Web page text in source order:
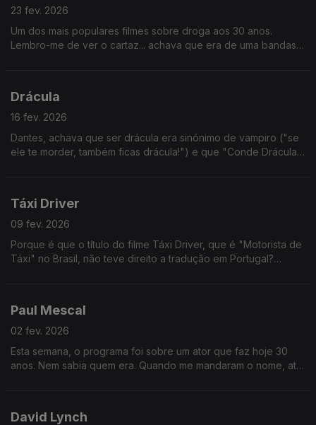
23 fev. 2026
Um dos mais populares filmes sobre droga aos 30 anos.
Lembro-me de ver o cartaz... achava que era de uma bandas
Drácula
16 fev. 2026
Dantes, achava que ser drácula era sinónimo de vampiro ("se
ele te morder, também ficas drácula!") e que "Conde Drácula"
Táxi Driver
09 fev. 2026
Porque é que o título do filme Táxi Driver, que é "Motorista de
Táxi" no Brasil, não teve direito a tradução em Portugal?
Paul Mescal
02 fev. 2026
Esta semana, o programa foi sobre um ator que faz hoje 30
anos. Nem sabia quem era. Quando me mandaram o nome, até
David Lynch